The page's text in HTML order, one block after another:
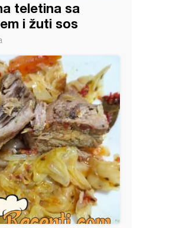
teletina sa
i žuti sos